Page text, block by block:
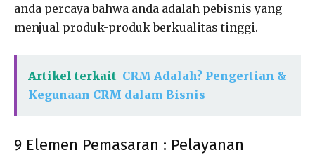
anda percaya bahwa anda adalah pebisnis yang
menjual produk-produk berkualitas tinggi.
Artikel terkait CRM Adalah? Pengertian &
Kegunaan CRM dalam Bisnis
9 Elemen Pemasaran : Pelayanan